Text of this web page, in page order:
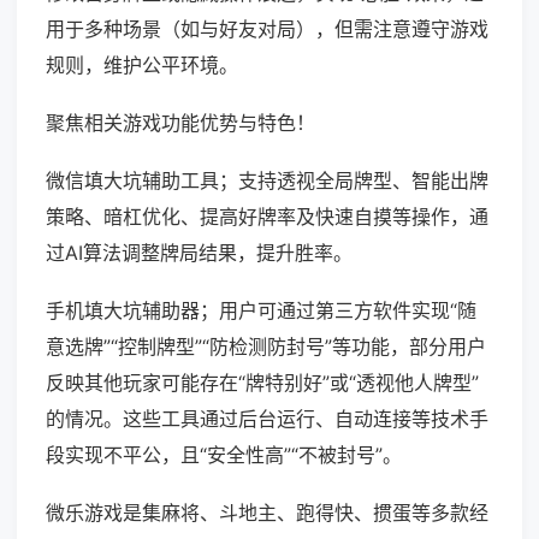
用于多种场景（如与好友对局），但需注意遵守游戏
规则，维护公平环境。
聚焦相关游戏功能优势与特色！
微信填大坑辅助工具；支持透视全局牌型、智能出牌
策略、暗杠优化、提高好牌率及快速自摸等操作，通
过AI算法调整牌局结果，提升胜率。
手机填大坑辅助器；用户可通过第三方软件实现“随
意选牌”“控制牌型”“防检测防封号”等功能，部分用户
反映其他玩家可能存在“牌特别好”或“透视他人牌型”
的情况。这些工具通过后台运行、自动连接等技术手
段实现不平公，且“安全性高”“不被封号”。
微乐游戏是集麻将、斗地主、跑得快、掼蛋等多款经